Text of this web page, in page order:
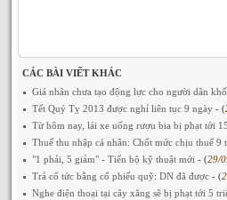
CÁC BÀI VIẾT KHÁC
Giá nhãn chưa tạo động lực cho người dân
Tết Quý Tỵ 2013 được nghỉ liên tục 9 ngày - (
Từ hôm nay, lái xe uống rượu bia bị phạt tới
Thuế thu nhập cá nhân: Chốt mức chịu thuế 9
"1 phải, 5 giảm" - Tiến bộ kỹ thuật mới - (29/
Trả cổ tức bằng cổ phiếu quỹ: DN đã được - (
Nghe điện thoại tại cây xăng sẽ bị phạt tới 5